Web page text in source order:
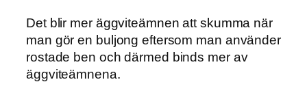
Det blir mer äggviteämnen att skumma när
man gör en buljong eftersom man använder
rostade ben och därmed binds mer av
äggviteämnena.